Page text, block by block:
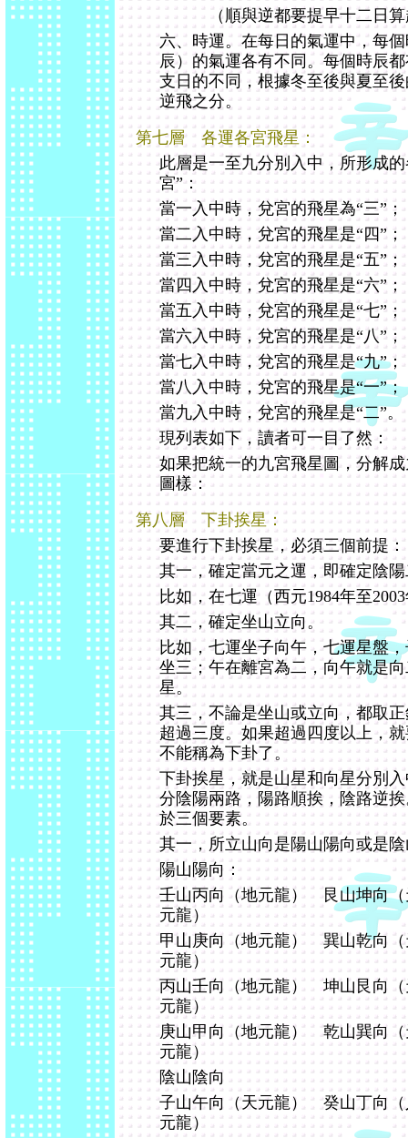
（順與逆都要提早十二日算
六、時運。在每日的氣運中，每
辰）的氣運各有不同。每個時辰
支日的不同，根據冬至後與夏至
逆飛之分。
第七層 各運各宮飛星：
此層是一至九分別入中，所形成
宮”：
當一入中時，兌宮的飛星為“三”；
當二入中時，兌宮的飛星是“四”；
當三入中時，兌宮的飛星是“五”；
當四入中時，兌宮的飛星是“六”；
當五入中時，兌宮的飛星是“七”；
當六入中時，兌宮的飛星是“八”；
當七入中時，兌宮的飛星是“九”；
當八入中時，兌宮的飛星是“一”；
當九入中時，兌宮的飛星是“二”。
現列表如下，讀者可一目了然：
如果把統一的九宮飛星圖，分解
圖樣：
第八層 下卦挨星：
要進行下卦挨星，必須三個前提：
其一，確定當元之運，即確定陰
比如，在七運（西元1984年至
其二，確定坐山立向。
比如，七運坐子向午，七運星盤
坐三；午在離宮為二，向午就是
星。
其三，不論是坐山或立向，都取
超過三度。如果超過四度以上，
不能稱為下卦了。
下卦挨星，就是山星和向星分別
分陰陽兩路，陽路順挨，陰路逆
於三個要素。
其一，所立山向是陽山陽向或是
陽山陽向：
壬山丙向（地元龍） 艮山坤向
元龍）
甲山庚向（地元龍） 巽山乾向
元龍）
丙山壬向（地元龍） 坤山艮向
元龍）
庚山甲向（地元龍） 乾山巽向
元龍）
陰山陰向
子山午向（天元龍） 癸山丁向
元龍）